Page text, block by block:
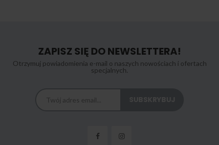
ZAPISZ SIĘ DO NEWSLETTERA!
Otrzymuj powiadomienia e-mail o naszych nowościach i ofertach
specjalnych.